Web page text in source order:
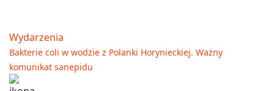
Wydarzenia
Bakterie coli w wodzie z Polanki Horynieckiej. Ważny
komunikat sanepidu